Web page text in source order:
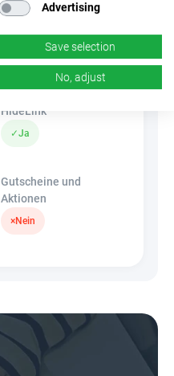
×Nein
HideLink
✓Ja
Gutscheine und
Aktionen
×Nein
Advertising
Save selection
No, adjust